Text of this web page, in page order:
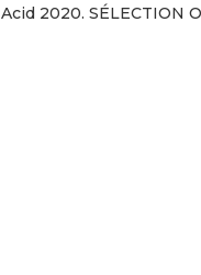
Acid 2020. SÉLECTION